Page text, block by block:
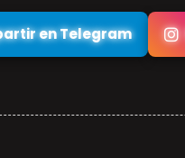
en Telegram